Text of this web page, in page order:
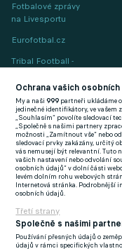
Fotbalové zprávy
na Livesportu
Eurofotbal.cz
Tribal Football -
(EN)
FlashFutbal (SK)
Tenisportal.cz
Tenisové zprávy
na Livesportu
Podmínky užití
Ochrana vašich osobních
My a naši999 partneři ukládáme
jedinečné identifikátory, ve
„Souhlasím“ povolíte sledovací
„Společně s našimi partnery
možnosti „Zamítnout vše“ nebo
sledovací prvky zakázány, určitý
vás nemusejí být relevantní. Tuto
vašich nastavení nebo odvolání
osobních údajů“ v dolní části
levém dolním rohu webových
Internetová stránka. Podrobnější
osobních údajů.
Třetí strany
Společně s našimi
Používání přesných údajů o
údajů v rámci specifických